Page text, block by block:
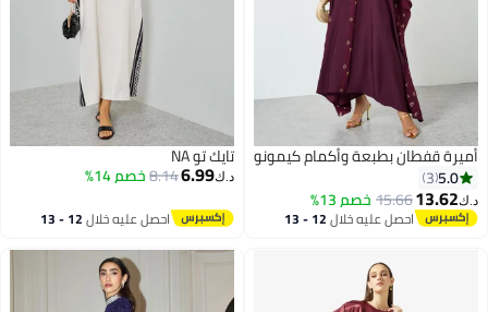
5
أميرة قفطان بطبعة وأكمام كيمونو
5.0
3
د.ك‏13.62
15.66خصم 13%
احصل عليه خلال 12 - 13
تايك تو NA
د.ك‏6.99
8.14خصم 14%
احصل عليه خلال 12 - 13